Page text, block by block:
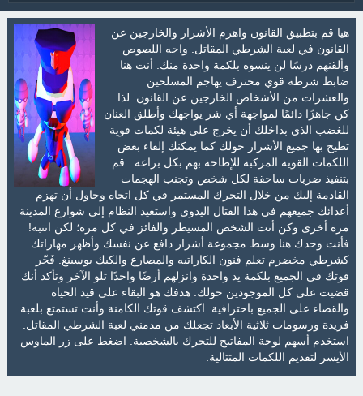
هيا قم بتطبيق القانون واهزم الأشرار والخارجين عن
القانون في لعبة الشرطي المقاتل. واجه اللصوص
وألقنهم درسًا لن ينسوه بلكمة واحدة منك. أنت هنا
ضابط شرطة قوي محترف يهاجم المسلحين
والعشرات من الأشخاص الخارجين عن القانون. لذا
كن جاهزًا دائمًا لمواجهة أي شر يواجهك وأطلق العنان
للغضب الذي بداخلك أن يخرج على هيئة لكمات قوية
تطيح بها جميع الأشرار حولك كما يمكنك إلقاء بعض
اللكمات القوية المركبة للإطاحة بهم بكل براعة . قم
بتنفيذ ضربات ساحقة لكل شخص وتجنب الهجمات
القادمة إليك من خلال التحرك المستمر في كل اتجاه وحاول أن تهزم
أعدائك جميعهم في هذا القتال اليدوي واستعيد النظام إلى شوارع المدينة
مرة أخرى وكن أنت الشخص المسيطر والفائز في كل مرة؛ لكن انتبه!
فأنت وحدك هنا وسط مجموعة أشرار دافع عن نفسك وأظهر مهاراتك
كشرطي مخضرم تعلم فنون الكاراتيه والمصارع والكيك بوسينغ. فَجّر
قوتك في الجميع بلكمة يد واحدة وانزلهم أرضًا واحدًا تلو الآخر وتأكد أنك
قضيت على كل الموجودين حولك. هدفك هو البقاء على قيد الحياة
والقضاء على الجميع باحترافية. اكتشف قوتك الكامنة وأنت تستمتع بلعبة
فريدة ورسومات ثلاثية الأبعاد تجعلك من مدمني لعبة الشرطي المقاتل.
استخدم أسهم لوحة المفاتيح للتحرك بالشخصية. اضغط على زر الماوس
الأيسر لتقديم اللكمات المتتالية.